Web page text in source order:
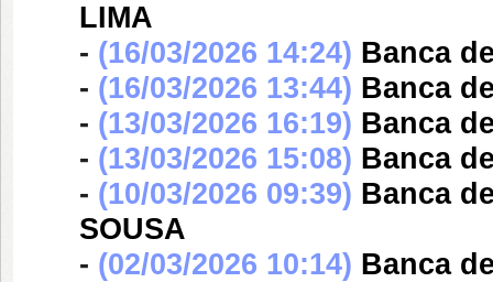
LIMA
- (16/03/2026 14:24) Banca
- (16/03/2026 13:44) Banca
- (13/03/2026 16:19) Banca
- (13/03/2026 15:08) Banca
- (10/03/2026 09:39) Banca
SOUSA
- (02/03/2026 10:14) Banca